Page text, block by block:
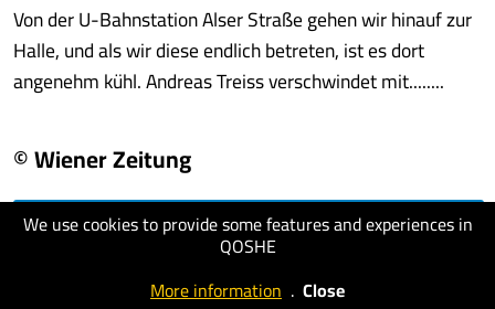
We use cookies to provide some features and experiences in
QOSHE
More information . Close
Von der U-Bahnstation Alser Straße gehen wir hinauf zur
Halle, und als wir diese endlich betreten, ist es dort
angenehm kühl. Andreas Treiss verschwindet mit........
© Wiener Zeitung
visit website